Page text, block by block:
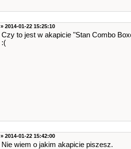
» 2014-01-22 15:25:10
Czy to jest w akapicie "Stan Combo
:(
» 2014-01-22 15:42:00
Nie wiem o jakim akapicie piszesz.